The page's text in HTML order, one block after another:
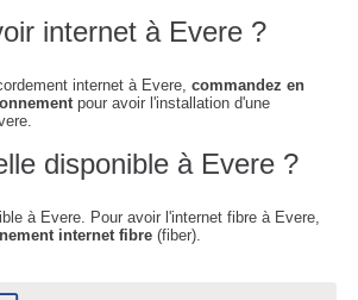
internet à Evere ?
internet à Evere, commandez en
pour avoir l'installation d'une
disponible à Evere ?
à Evere. Pour avoir l'internet fibre à Evere,
internet fibre (fiber).